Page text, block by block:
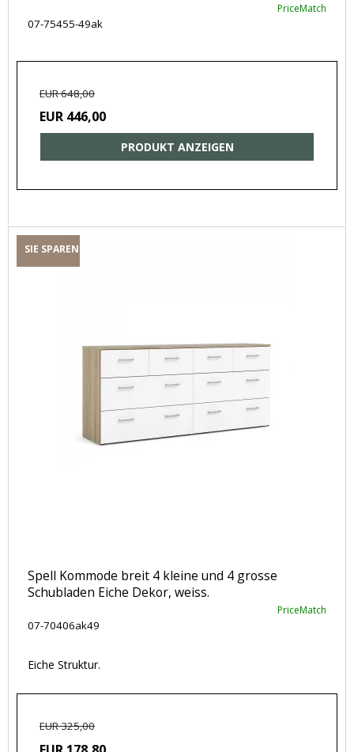
PriceMatch
07-75455-49ak
EUR 648,00
EUR 446,00
PRODUKT ANZEIGEN
SIE SPAREN
Spell Kommode breit 4 kleine und 4 grosse
Schubladen Eiche Dekor, weiss.
PriceMatch
07-70406ak49
Eiche Struktur.
EUR 325,00